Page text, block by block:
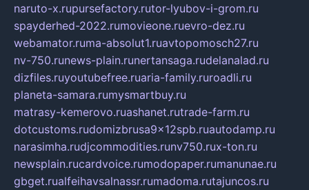
naruto-x.rupursefactory.rutor-lyubov-i-grom.ru
spayderhed-2022.rumovieone.ruevro-dez.ru
webamator.ruma-absolut1.ruavtopomosch27.ru
nv-750.runews-plain.runertansaga.rudelanalad.ru
dizfiles.ruyoutubefree.ruaria-family.ruroadli.ru
planeta-samara.rumysmartbuy.ru
matrasy-kemerovo.ruashanet.rutrade-farm.ru
dotcustoms.rudomizbrusa9x12spb.ruautodamp.ru
narasimha.rudjcommodities.runv750.rux-ton.ru
newsplain.rucardvoice.rumodopaper.rumanunae.ru
gbget.rualfeihavsalnassr.rumadoma.rutajuncos.ru